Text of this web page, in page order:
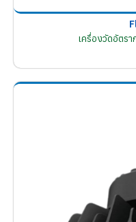
เครื่องวัดอัตรา